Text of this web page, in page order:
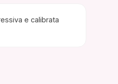
e calibrata